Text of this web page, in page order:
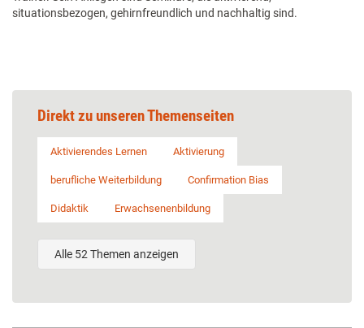
situationsbezogen, gehirnfreundlich und nachhaltig sind.
Direkt zu unseren Themenseiten
Aktivierendes Lernen Aktivierung
berufliche Weiterbildung Confirmation Bias
Didaktik Erwachsenenbildung
Alle 52 Themen anzeigen